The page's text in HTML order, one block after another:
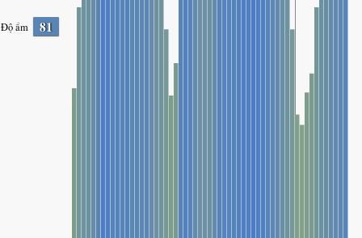
Độ ẩm 81